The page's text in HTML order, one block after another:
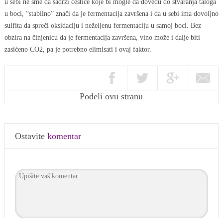
u sebi ne sme da sadrži čestice koje bi mogle da dovedu do stvaranja taloga
u boci, “stabilno” znači da je fermentacija završena i da u sebi ima dovoljno
sulfita da spreči oksidaciju i neželjenu fermentaciju u samoj boci. Bez
obzira na činjenicu da je fermentacija završena, vino može i dalje biti
zasićeno CO2, pa je potrebno elimisati i ovaj faktor.
Podeli ovu stranu
Ostavite komentar